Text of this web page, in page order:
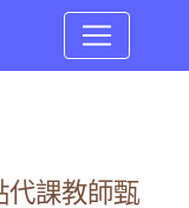
代課教師甄